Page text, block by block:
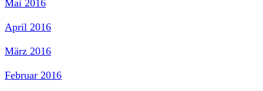
Mai 2016
April 2016
März 2016
Februar 2016